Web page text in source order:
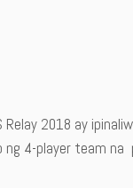
2018 ay
4-player team na